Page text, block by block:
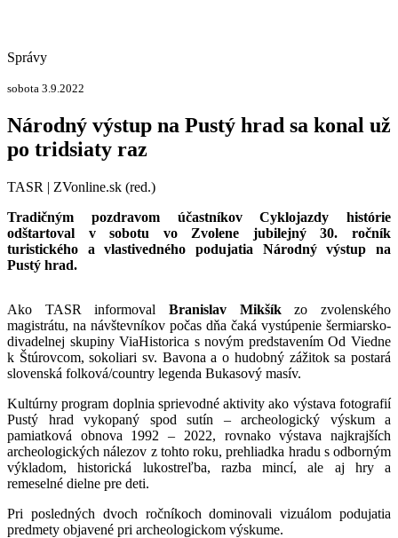
Správy
sobota 3.9.2022
Národný výstup na Pustý hrad sa konal už
po tridsiaty raz
TASR | ZVonline.sk (red.)
Tradičným pozdravom účastníkov Cyklojazdy histórie
odštartoval v sobotu vo Zvolene jubilejný 30. ročník
turistického a vlastivedného podujatia Národný výstup na
Pustý hrad.
Ako TASR informoval Branislav Mikšíkzo zvolenského
magistrátu, na návštevníkov počas dňa čaká vystúpenie šermiarsko-
divadelnej skupiny ViaHistorica s novým predstavením Od Viedne
k Štúrovcom, sokoliari sv. Bavona a o hudobný zážitok sa postará
slovenská folková/country legenda Bukasový masív.
Kultúrny program doplnia sprievodné aktivity ako výstava fotografií
Pustý hrad vykopaný spod sutín – archeologický výskum a
pamiatková obnova 1992 – 2022, rovnako výstava najkrajších
archeologických nálezov z tohto roku, prehliadka hradu s odborným
výkladom, historická lukostreľba, razba mincí, ale aj hry a
remeselné dielne pre deti.
Pri posledných dvoch ročníkoch dominovali vizuálom podujatia
predmety objavené pri archeologickom výskume.